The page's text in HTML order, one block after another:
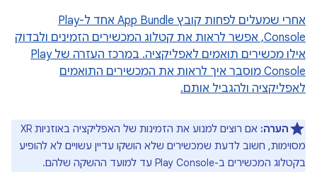
אחרי שמעלים לפחות קובץ App Bundle אחד ל-Play
Console, אפשר לראות את קטלוג המכשירים הזמינים ולבדוק
אילו מכשירים תואמים לאפליקציה. במרכז העזרה של Play
Console מוסבר איך לראות את המכשירים התואמים
לאפליקציה ולהגביל אותם.
הערה:
אם רוצים למנוע את הזמינות של האפליקציה באוזניות XR
מסוימות, חשוב לדעת שמכשירים שלא הושקו עדיין עשויים לא להופיע
בקטלוג המכשירים ב-Play Console עד למועד ההשקה שלהם.